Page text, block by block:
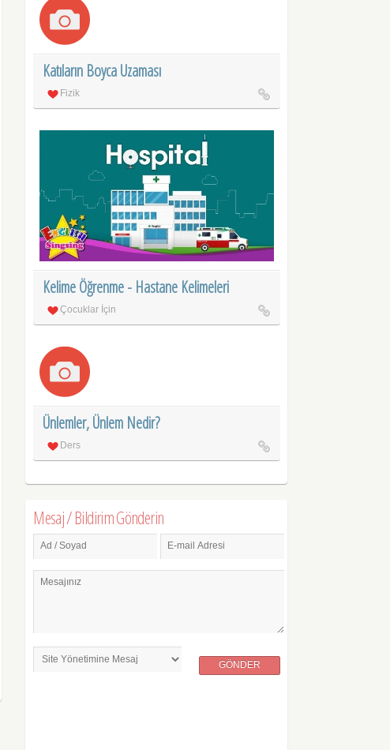
Katıların Boyca Uzaması
Fizik
Kelime Öğrenme - Hastane Kelimeleri
Çocuklar İçin
Ünlemler, Ünlem Nedir?
Ders
Mesaj / Bildirim Gönderin
Ad / Soyad E-mail Adresi
Mesajınız
GÖNDER